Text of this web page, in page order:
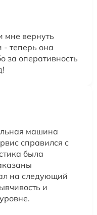
мне вернуть
теперь она
за оперативность
машина
справился с
была
на следующий
и